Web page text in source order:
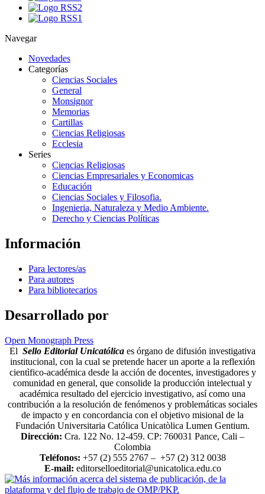
Navegar
Novedades
Categorías
Ciencias Sociales
General
Monsignor
Memorias
Cartillas
Ciencias Religiosas
Ecclesia
Series
Ciencias Religiosas
Ciencias Empresariales y Economicas
Educación
Ciencias Sociales y Filosofia.
Ingenieria, Naturaleza y Medio Ambiente.
Derecho y Ciencias Políticas
Información
Para lectores/as
Para autores
Para bibliotecarios
Desarrollado por
Open Monograph Press
El Sello Editorial Unicatólica es órgano de difusión investigativa
institucional, con la cual se pretende hacer un aporte a la reflexión
cientìfico-académica desde la acción de docentes, investigadores y
comunidad en general, que consolide la producción intelectual y
académica resultado del ejercicio investigativo, así como una
contribución a la resolución de fenómenos y problemáticas sociales
de impacto y en concordancia con el objetivo misional de la
Fundación Universitaria Católica Unicatòlica Lumen Gentium.
Dirección: Cra. 122 No. 12-459. CP: 760031 Pance, Cali –
Colombia
Teléfonos: +57 (2) 555 2767 – +57 (2) 312 0038
E-mail: editorselloeditorial@unicatolica.edu.co